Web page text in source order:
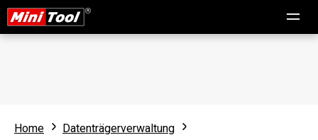
Home
Datenträgerverwaltung